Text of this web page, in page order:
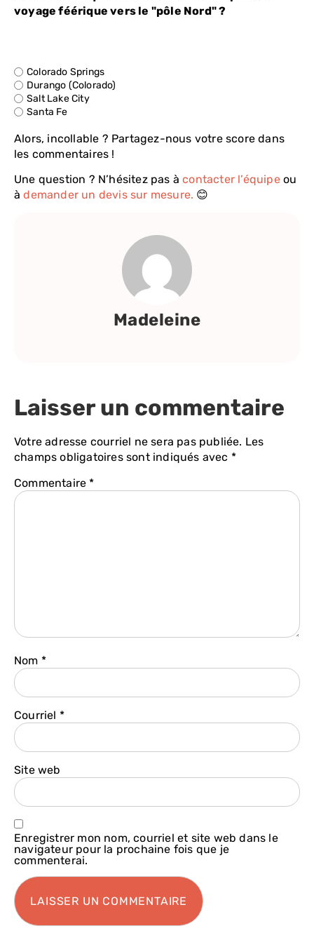
voyage féérique vers le "pôle Nord" ?
Colorado Springs
Durango (Colorado)
Salt Lake City
Santa Fe
Alors, incollable ? Partagez-nous votre score dans
les commentaires !
Une question ? N’hésitez pas àcontacter l’équipeou
àdemander un devis sur mesure. 😊
Madeleine
Laisser un commentaire
Votre adresse courriel ne sera pas publiée. Les
champs obligatoires sont indiqués avec *
Commentaire *
Nom *
Courriel *
Site web
Enregistrer mon nom, courriel et site web dans le
navigateur pour la prochaine fois que je
commenterai.